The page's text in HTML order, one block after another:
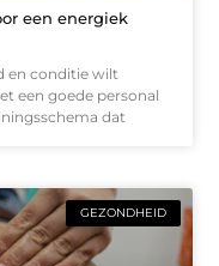
een energiek
en conditie wilt
een goede personal
dat
GEZONDHEID